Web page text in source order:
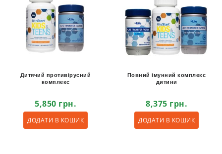
Дитячий противірусний
комплекс
5,850 грн.
ДОДАТИ В КОШИК
Повний імунний комплекс
дитини
8,375 грн.
ДОДАТИ В КОШИК